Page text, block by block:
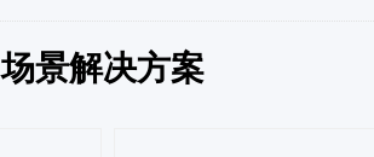
场景解决方案